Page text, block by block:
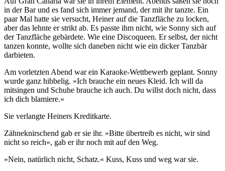
in der Bar und es fand sich immer jemand, der mit ihr tanzte. Ein
paar Mal hatte sie versucht, Heiner auf die Tanzfläche zu locken,
aber das lehnte er strikt ab. Es passte ihm nicht, wie Sonny sich auf
der Tanzfläche gebärdete. Wie eine Discoqueen. Er selbst, der nicht
tanzen konnte, wollte sich daneben nicht wie ein dicker Tanzbär
darbieten.
Am vorletzten Abend war ein Karaoke-Wettbewerb geplant. Sonny
wurde ganz hibbelig. »Ich brauche ein neues Kleid. Ich will da
mitsingen und Schuhe brauche ich auch. Du willst doch nicht, dass
ich dich blamiere.«
Sie verlangte Heiners Kreditkarte.
Zähneknirschend gab er sie ihr. »Bitte übertreib es nicht, wir sind
nicht so reich«, gab er ihr noch mit auf den Weg.
»Nein, natürlich nicht, Schatz.« Kuss, Kuss und weg war sie.